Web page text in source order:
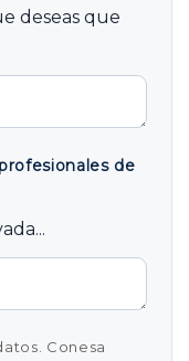
deseas que
de
Conesa